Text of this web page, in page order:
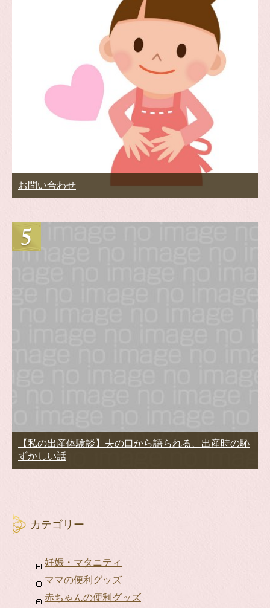
お問い合わせ
【私の出産体験談】夫の口から語られる、出産時の恥
ずかしい話
カテゴリー
妊娠・マタニティ
ママの便利グッズ
赤ちゃんの便利グッズ